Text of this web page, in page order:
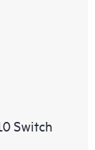
Switch